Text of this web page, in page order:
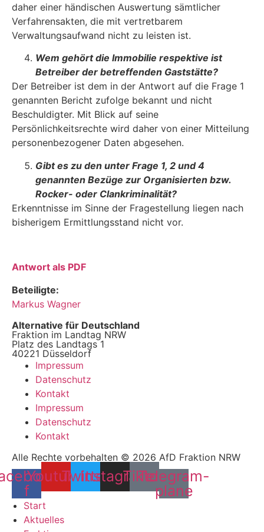
daher einer händischen Auswertung sämtlicher
Verfahrensakten, die mit vertretbarem
Verwaltungsaufwand nicht zu leisten ist.
Wem gehört die Immobilie respektive ist
Betreiber der betreffenden Gaststätte?
Der Betreiber ist dem in der Antwort auf die Frage 1
genannten Bericht zufolge bekannt und nicht
Beschuldigter. Mit Blick auf seine
Persönlichkeitsrechte wird daher von einer Mitteilung
personenbezogener Daten abgesehen.
Gibt es zu den unter Frage 1, 2 und 4
genannten Bezüge zur Organisierten bzw.
Rocker- oder Clankriminalität?
Erkenntnisse im Sinne der Fragestellung liegen nach
bisherigem Ermittlungsstand nicht vor.
Antwort als PDF
Beteiligte:
Markus Wagner
Alternative für Deutschland
Fraktion im Landtag NRW
Platz des Landtags 1
40221 Düsseldorf
Impressum
Datenschutz
Kontakt
Impressum
Datenschutz
Kontakt
Alle Rechte vorbehalten © 2026 AfD Fraktion NRW
f
YoutubeTwitter
Instagram
Tiktok
Telegram-
plane
Start
Aktuelles